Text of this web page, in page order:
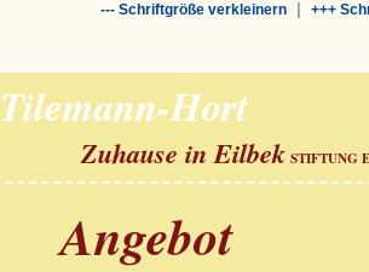
--- Schriftgröße verkleinern| +++
Tilemann-Hort
Zuhause in Eilbek STIFTUNG
Angebot